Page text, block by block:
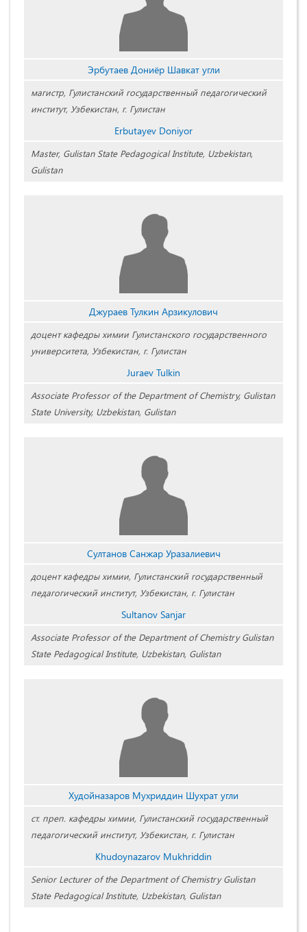
Эрбутаев Дониёр Шавкат угли
магистр, Гулистанский государственный педагогический
институт, Узбекистан, г. Гулистан
Erbutayev Doniyor
Master, Gulistan State Pedagogical Institute, Uzbekistan,
Gulistan
Джураев Тулкин Арзикулович
доцент кафедры химии Гулистанского государственного
университета, Узбекистан, г. Гулистан
Juraev Tulkin
Associate Professor of the Department of Chemistry, Gulistan
State University, Uzbekistan, Gulistan
Султанов Санжар Уразалиевич
доцент кафедры химии, Гулистанский государственный
педагогический институт, Узбекистан, г. Гулистан
Sultanov Sanjar
Associate Professor of the Department of Chemistry Gulistan
State Pedagogical Institute, Uzbekistan, Gulistan
Худойназаров Мухриддин Шухрат угли
ст. преп. кафедры химии, Гулистанский государственный
педагогический институт, Узбекистан, г. Гулистан
Khudoynazarov Mukhriddin
Senior Lecturer of the Department of Chemistry Gulistan
State Pedagogical Institute, Uzbekistan, Gulistan